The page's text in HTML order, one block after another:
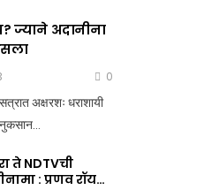
ज्याने अदानीना
0
अक्षरशः धराशायी
नुकसान…
ते NDTVची
: प्रणव रॉय…